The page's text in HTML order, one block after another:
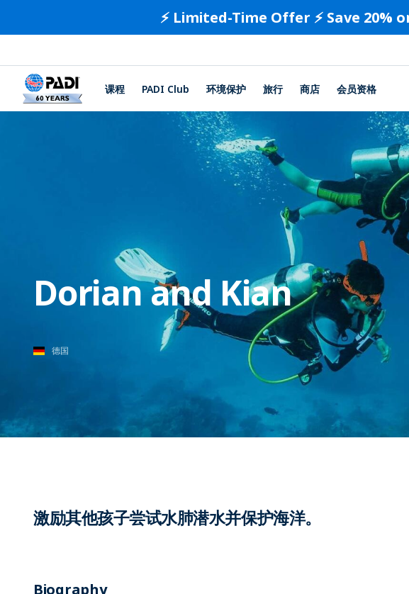
⚡️ Limited-Time Offer ⚡️ Save
课程 PADI Club 环境保护 旅行 商店 会员资格
Dorian and Kian
德国
激励其他孩子尝试水肺潜水并保护海洋。
Biography